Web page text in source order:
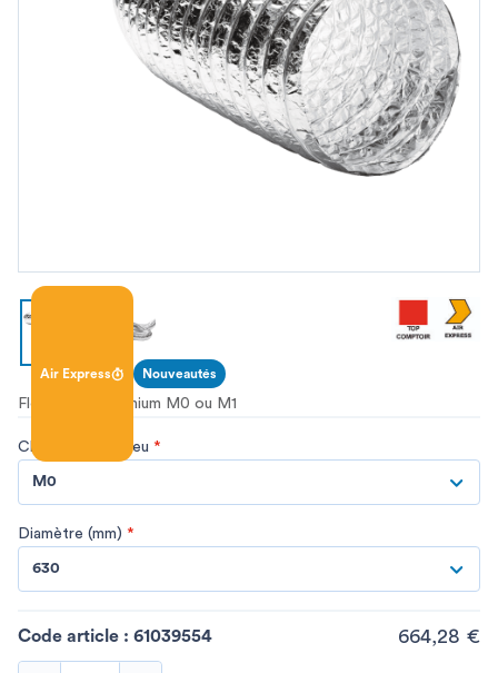
Air Express Nouveautés
Flexible nu aluminium M0 ou M1
Classement au feu *
M0
Diamètre (mm) *
630
Code article : 61039554 664,28 €